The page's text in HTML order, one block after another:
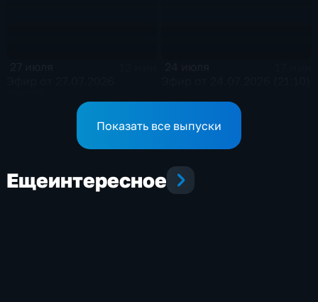
Показать все выпуски
Ещеинтересное